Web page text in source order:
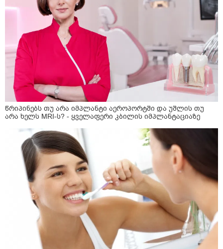
წრიპინებს თუ არა იმპლანტი აეროპორტში და უშლის თუ
არა ხელს MRI-ს? - ყველაფერი კბილის იმპლანტაციაზე